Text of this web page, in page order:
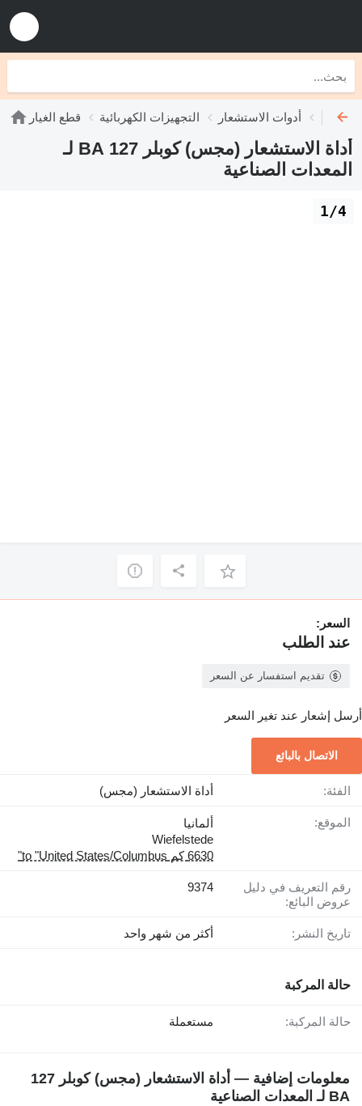
قطع الغيار التجهيزات الكهربائية أدوات الاستشعار
أداة الاستشعار (مجس) كوبلر 127 BA لـ
المعدات الصناعية
1/4
السعر:
عند الطلب
تقديم استفسار عن السعر
أرسل إشعار عند تغير السعر
الاتصال بالبائع
الفئة: أداة الاستشعار (مجس)
الموقع:
ألمانيا
Wiefelstede
6630 كم to "United States/Columbus"
رقم التعريف في دليل
عروض البائع:
9374
تاريخ النشر: أكثر من شهر واحد
حالة المركبة
حالة المركبة: مستعملة
معلومات إضافية — أداة الاستشعار (مجس) كوبلر 127
BA لـ المعدات الصناعية